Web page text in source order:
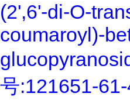
(2',6'-di-O-
coumaroyl)-
号:121651-